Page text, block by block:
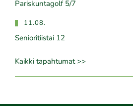
Pariskuntagolf 5/7
11.08.
Senioritiistai 12
Kaikki tapahtumat >>